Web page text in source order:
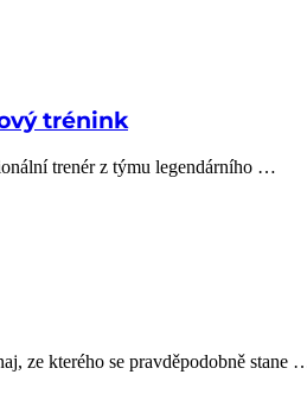
trénink
trenér z týmu legendárního …
ze kterého se pravděpodobně stane